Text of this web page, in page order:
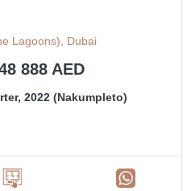
Lagoons), Dubai
888 AED
2022 (Nakumpleto)